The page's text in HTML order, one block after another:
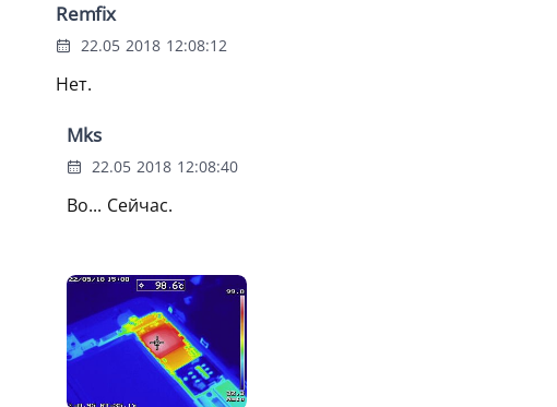
Remfix
22.05 2018 12:08:12
Нет.
Mks
22.05 2018 12:08:40
Во... Сейчас.